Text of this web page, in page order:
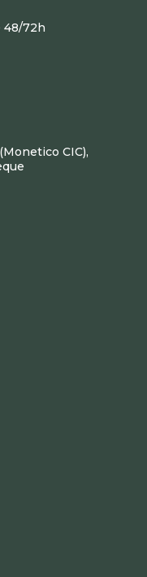
48/72h
CIC),